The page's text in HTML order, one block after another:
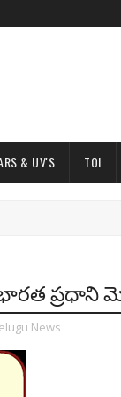
& UV'S TOI
భారత
News